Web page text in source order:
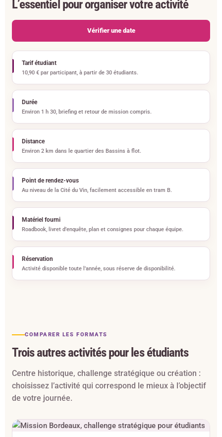
L’essentiel pour organiser votre activité
Vérifier une date
Tarif étudiant
10,90 € par participant, à partir de 30 étudiants.
Durée
Environ 1 h 30, briefing et retour de mission compris.
Distance
Environ 2 km dans le quartier des Bassins à flot.
Point de rendez-vous
Au niveau de la Cité du Vin, facilement accessible en tram B.
Matériel fourni
Roadbook, livret d’enquête, plan et consignes pour chaque équipe.
Réservation
Activité disponible toute l’année, sous réserve de disponibilité.
COMPARER LES FORMATS
Trois autres activités pour les étudiants
Centre historique, challenge stratégique ou création :
choisissez l’activité qui correspond le mieux à l’objectif
de votre journée.